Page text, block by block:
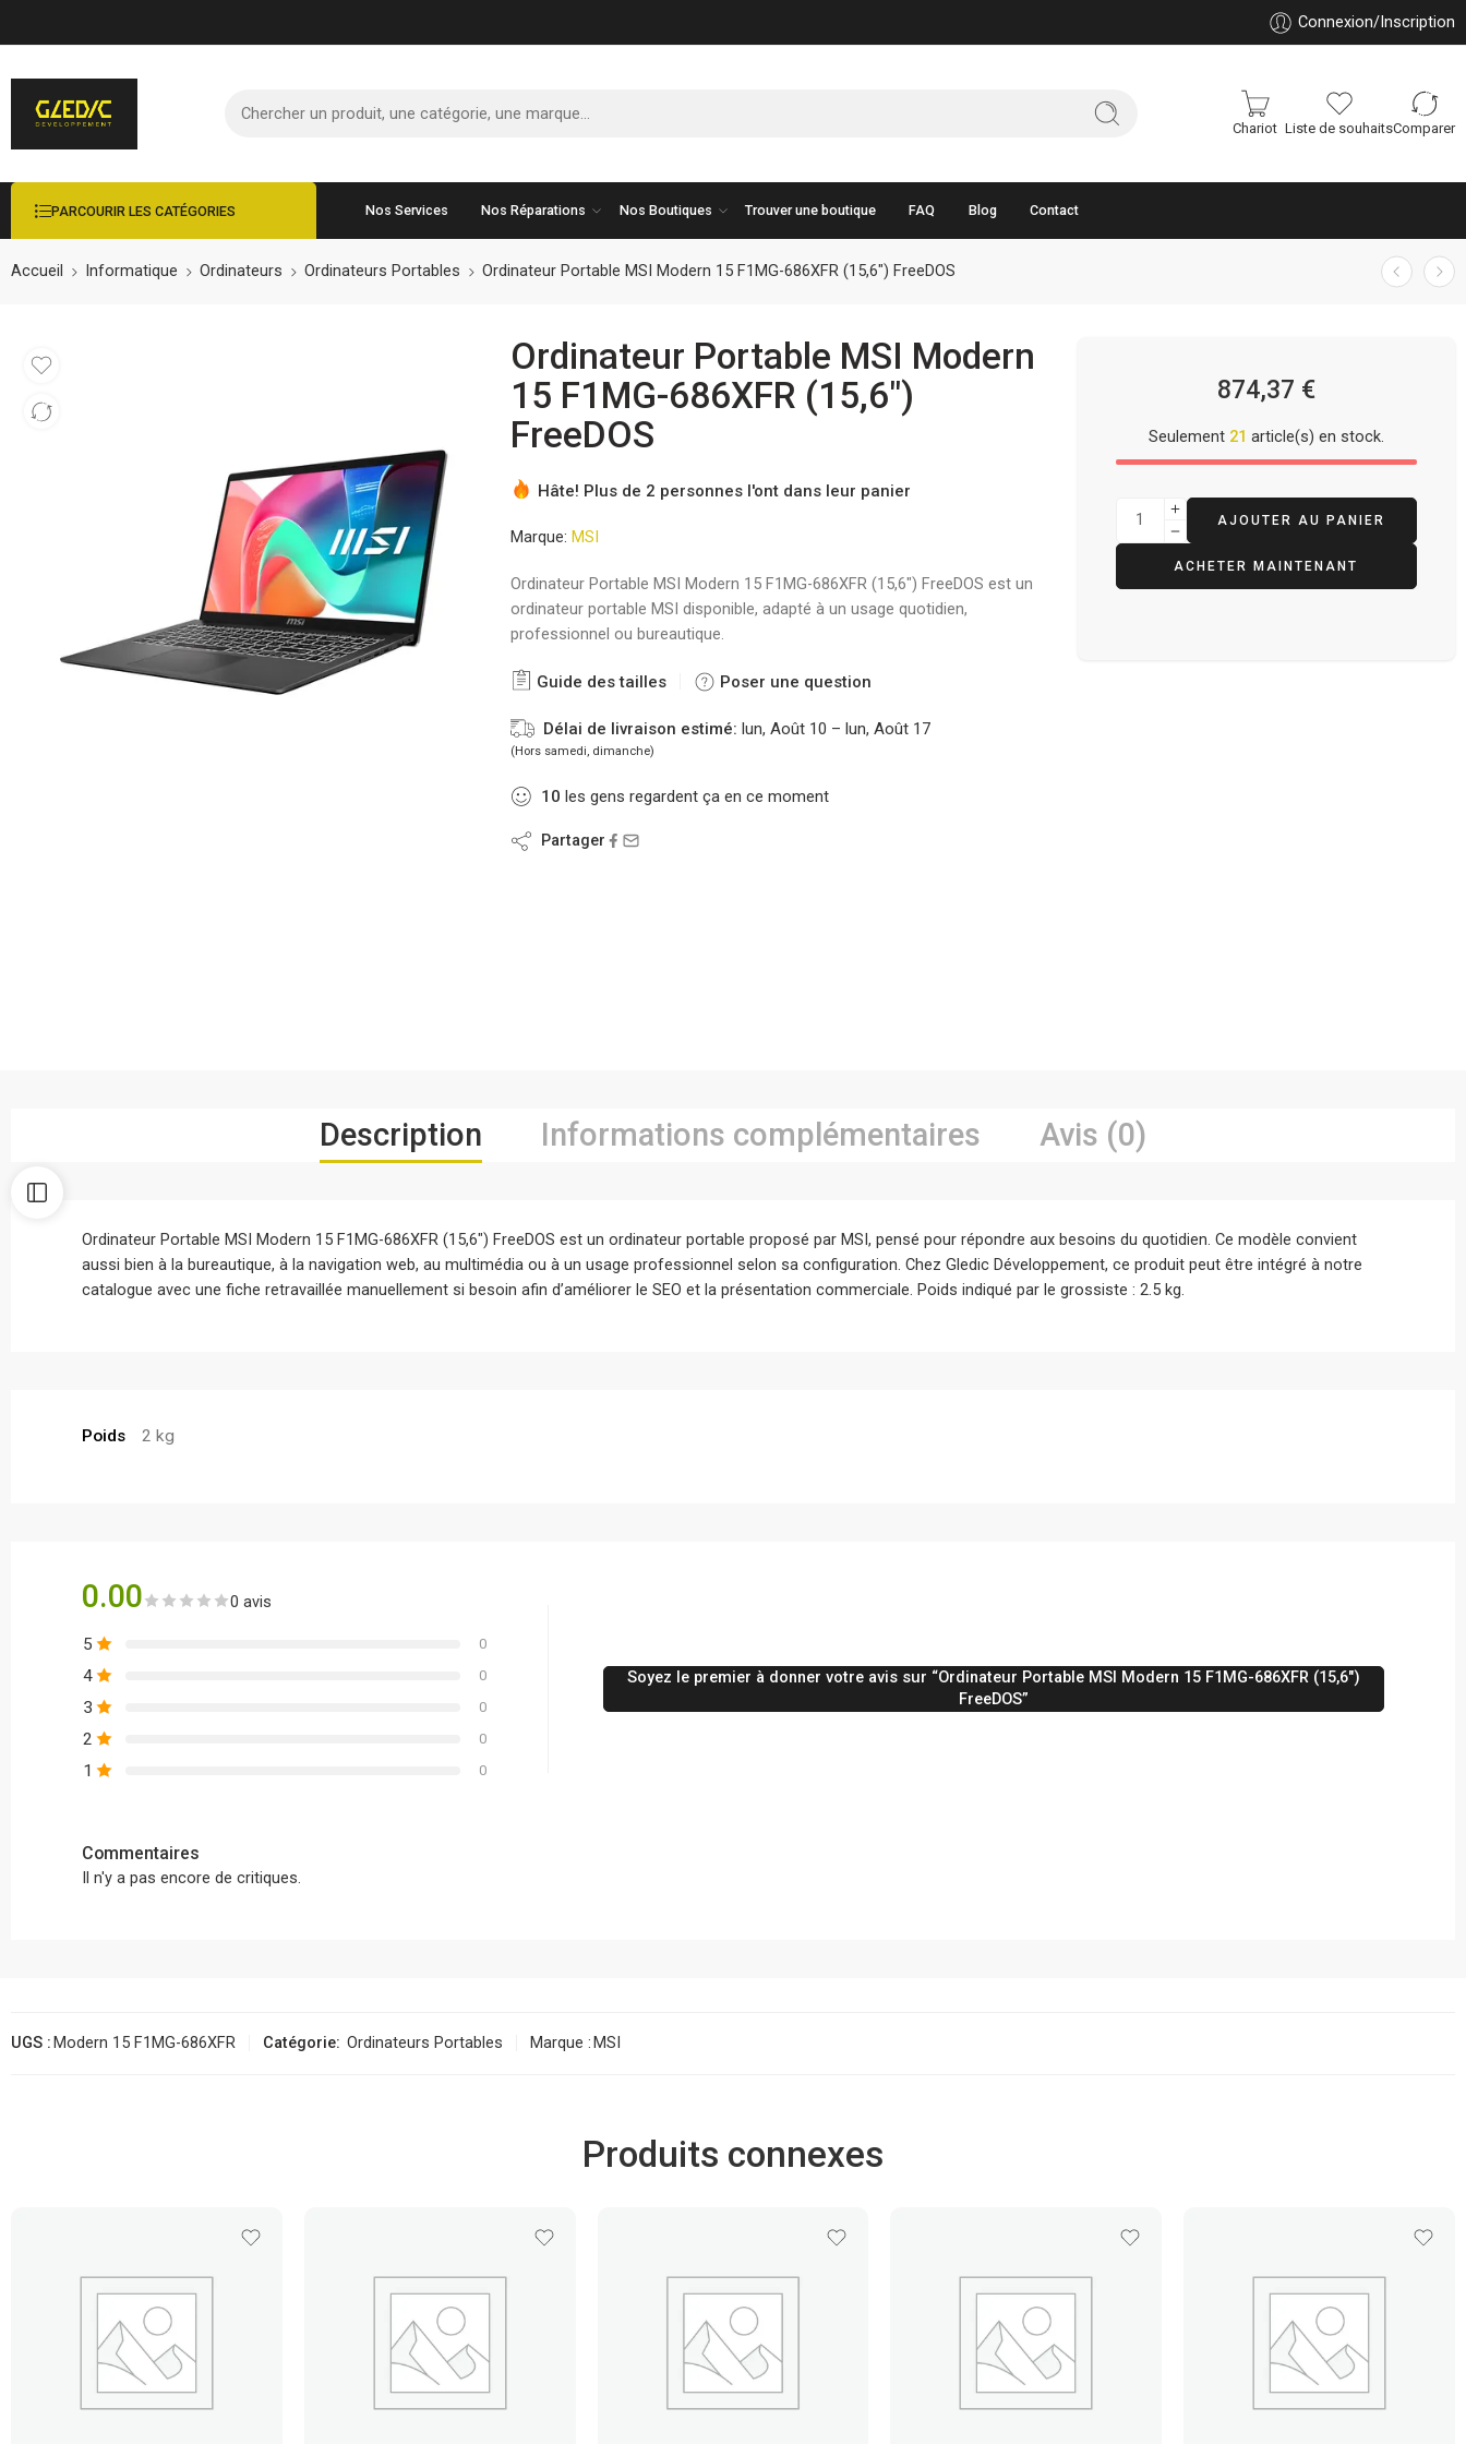
Connexion/Inscription
Chariot Liste de souhaitsComparer
PARCOURIR LES CATÉGORIES Nos Services Nos Réparations Nos Boutiques Trouver une boutique FAQ Blog Contact
Accueil Informatique Ordinateurs Ordinateurs Portables Ordinateur Portable MSI Modern 15 F1MG-686XFR (15,6″) FreeDOS
Ordinateur Portable MSI Modern
15 F1MG-686XFR (15,6″)
FreeDOS
Hâte! Plus de 2 personnes l'ont dans leur panier
Marque: MSI
Ordinateur Portable MSI Modern 15 F1MG-686XFR (15,6″) FreeDOS est un
ordinateur portable MSI disponible, adapté à un usage quotidien,
professionnel ou bureautique.
Guide des tailles Poser une question
Délai de livraison estimé: lun, Août 10 – lun, Août 17
(Hors samedi, dimanche)
10 les gens regardent ça en ce moment
Partager
874,37 €
Seulement 21 article(s) en stock.
AJOUTER AU PANIER
ACHETER MAINTENANT
Description Informations complémentaires Avis (0)
Ordinateur Portable MSI Modern 15 F1MG-686XFR (15,6″) FreeDOS est un ordinateur portable proposé par MSI, pensé pour répondre aux besoins du quotidien. Ce modèle convient
aussi bien à la bureautique, à la navigation web, au multimédia ou à un usage professionnel selon sa configuration. Chez Gledic Développement, ce produit peut être intégré à notre
catalogue avec une fiche retravaillée manuellement si besoin afin d’améliorer le SEO et la présentation commerciale. Poids indiqué par le grossiste : 2.5 kg.
Poids 2 kg
0.00 0 avis
5 0
4 0
3 0
2 0
1 0
Soyez le premier à donner votre avis sur “Ordinateur Portable MSI Modern 15 F1MG-686XFR (15,6″)
FreeDOS”
Commentaires
Il n'y a pas encore de critiques.
UGS : Modern 15 F1MG-686XFR Catégorie: Ordinateurs Portables Marque : MSI
Produits connexes